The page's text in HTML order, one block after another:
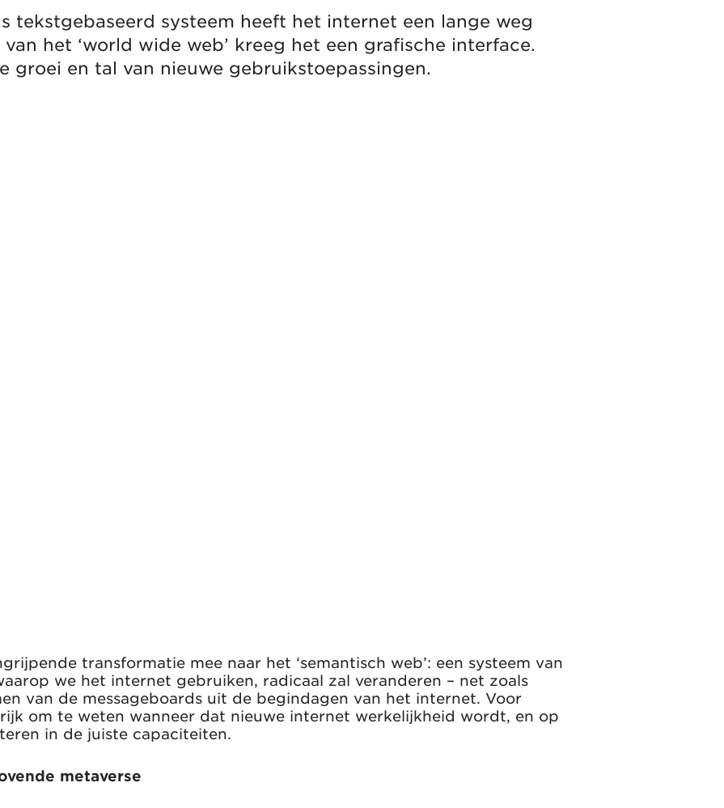
tekstgebaseerd systeem heeft het internet een lange weg
het ‘world wide web’ kreeg het een grafische interface.
groei en tal van nieuwe gebruikstoepassingen.
transformatie mee naar het ‘semantisch web’: een systeem van
we het internet gebruiken, radicaal zal veranderen – net zoals
van de messageboards uit de begindagen van het internet. Voor
om te weten wanneer dat nieuwe internet werkelijkheid wordt, en op
in de juiste capaciteiten.
metaverse